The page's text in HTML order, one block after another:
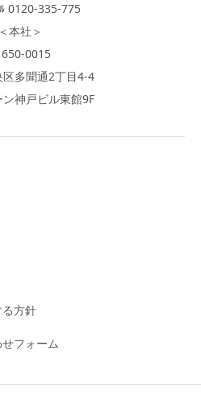
0120-335-775
＜本社＞
0015
多聞通2丁目4-4
神戸ビル東館9F
方針
フォーム